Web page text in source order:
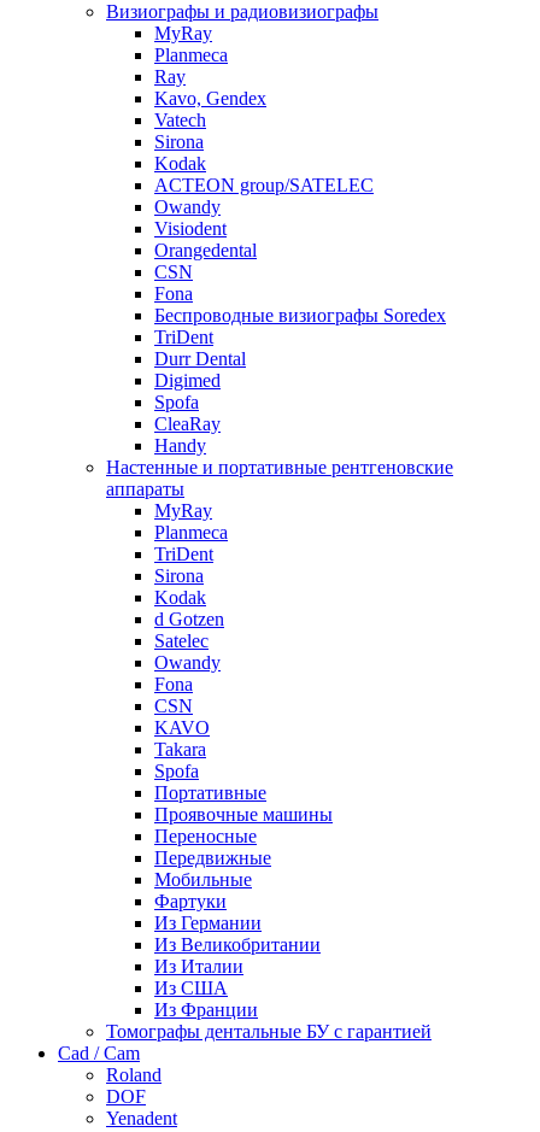
Визиографы и радиовизиографы
MyRay
Planmeca
Ray
Kavo, Gendex
Vatech
Sirona
Kodak
ACTEON group/SATELEC
Owandy
Visiodent
Orangedental
CSN
Fona
Беспроводные визиографы Soredex
TriDent
Durr Dental
Digimed
Spofa
CleaRay
Handy
Настенные и портативные рентгеновские
аппараты
MyRay
Planmeca
TriDent
Sirona
Kodak
d Gotzen
Satelec
Owandy
Fona
CSN
KAVO
Takara
Spofa
Портативные
Проявочные машины
Переносные
Передвижные
Мобильные
Фартуки
Из Германии
Из Великобритании
Из Италии
Из США
Из Франции
Томографы дентальные БУ с гарантией
Cad / Cam
Roland
DOF
Yenadent